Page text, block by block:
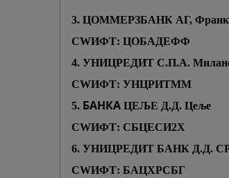
3. ЦОММЕРЗБАНК АГ,
СWИФТ: ЦОБАДЕФФ
4. УНИЦРЕДИТ С.П.А.
СWИФТ: УНЦРИТММ
5. БАНКА ЦЕЉЕ Д.Д. Цеље
СWИФТ: СБЦЕСИ2X
6. УНИЦРЕДИТ БАНК Д.Д.
СWИФТ: БАЦXРСБГ